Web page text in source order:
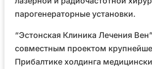
парогенераторные установки.
“Эстонская Клиника Лечения
совместным проектом
Прибалтике холдинга